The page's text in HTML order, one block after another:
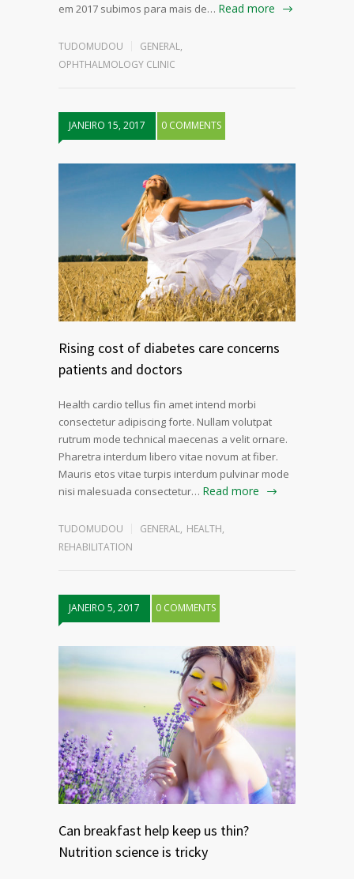
em 2017 subimos para mais de… Read more
TUDOMUDOU GENERAL,
OPHTHALMOLOGY CLINIC
JANEIRO 15, 2017 0 COMMENTS
Rising cost of diabetes care concerns
patients and doctors
Health cardio tellus fin amet intend morbi
consectetur adipiscing forte. Nullam volutpat
rutrum mode technical maecenas a velit ornare.
Pharetra interdum libero vitae novum at fiber.
Mauris etos vitae turpis interdum pulvinar mode
nisi malesuada consectetur… Read more
TUDOMUDOU GENERAL, HEALTH,
REHABILITATION
JANEIRO 5, 2017 0 COMMENTS
Can breakfast help keep us thin?
Nutrition science is tricky